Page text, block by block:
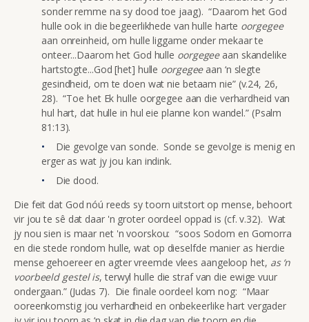
sonder remme na sy dood toe jaag). “Daarom het God
hulle ook in die begeerlikhede van hulle harte oorgegee
aan onreinheid, om hulle liggame onder mekaar te
onteer...Daarom het God hulle oorgegeeaan skandelike
hartstogte...God [het] hulle oorgegeeaan ‘n slegte
gesindheid, om te doen wat nie betaam nie” (v.24, 26,
28). “Toe het Ek hulle oorgegee aan die verhardheid van
hul hart, dat hulle in hul eie planne kon wandel.” (Psalm
81:13).
Die gevolge van sonde. Sonde se gevolge is menig en
erger as wat jy jou kan indink.
Die dood.
Die feit dat God nóú reeds sy toorn uitstort op mense, behoort
vir jou te sê dat daar 'n groter oordeel oppad is (cf. v.32). Wat
jy nou sien is maar net 'n voorskou: “soos Sodom en Gomorra
en die stede rondom hulle, wat op dieselfde manier as hierdie
mense gehoereer en agter vreemde vlees aangeloop het, as ‘n
voorbeeld gestel is, terwyl hulle die straf van die ewige vuur
ondergaan.” (Judas 7). Die finale oordeel kom nog: “Maar
ooreenkomstig jou verhardheid en onbekeerlike hart vergader